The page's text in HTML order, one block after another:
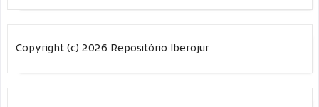
Copyright (c) 2026 Repositório Iberojur